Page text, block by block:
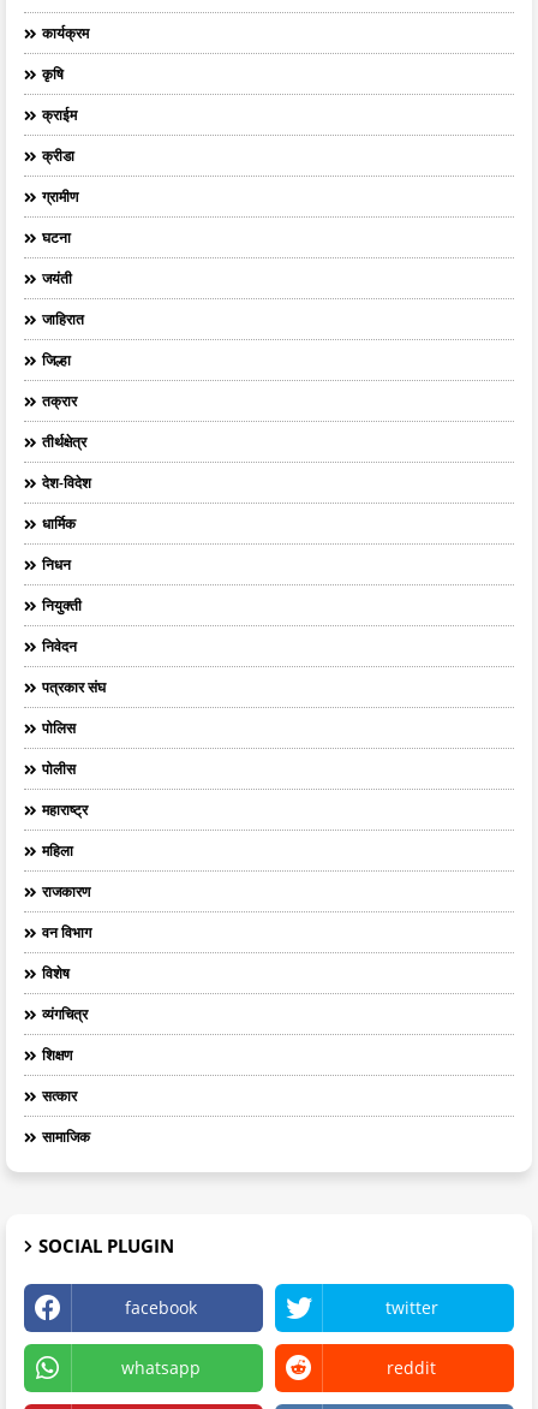
कार्यक्रम
कृषि
क्राईम
क्रीडा
ग्रामीण
घटना
जयंती
जाहिरात
जिल्हा
तक्रार
तीर्थक्षेत्र
देश-विदेश
धार्मिक
निधन
नियुक्ती
निवेदन
पत्रकार संघ
पोलिस
पोलीस
महाराष्ट्र
महिला
राजकारण
वन विभाग
विशेष
व्यंगचित्र
शिक्षण
सत्कार
सामाजिक
SOCIAL PLUGIN
facebook twitter
whatsapp reddit